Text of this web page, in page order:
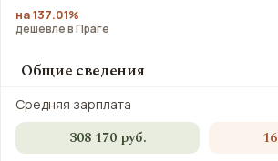
на 137.01%
дешевле в Праге
Общие сведения
Средняя зарплата
308 170 руб.